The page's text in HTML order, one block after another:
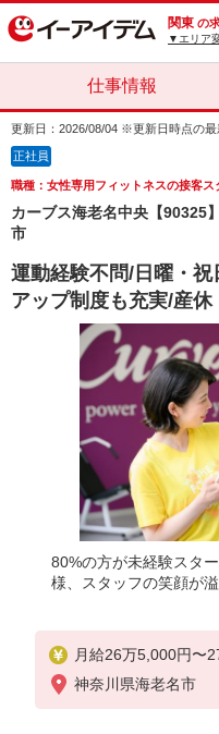
関東 の
▼エリア
仕事情報
更新日：2026/08/04 ※更新日時点の最
正社員
職種：女性専用フィットネスの接客ス
カーブス海老名中央【90325
市
運動経験不問/日曜・
アップ制度も充実/産
80%の方が未経験スタ
様、スタッフの笑顔が
月給26万5,000円〜
固定残業時間（トー
残業代 3万5,000円
神奈川県海老名市